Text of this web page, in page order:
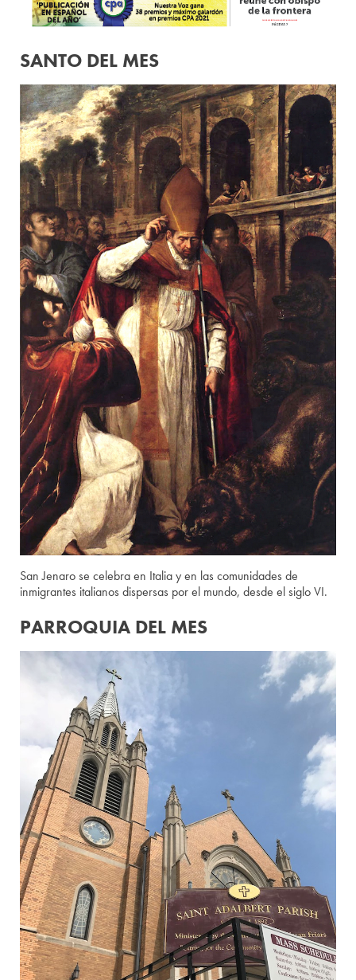
SANTO DEL MES
San Jenaro se celebra en Italia y en las comunidades de
inmigrantes italianos dispersas por el mundo, desde el siglo VI.
PARROQUIA DEL MES